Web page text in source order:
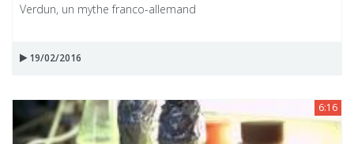
Verdun, un mythe franco-allemand
19/02/2016
6:16